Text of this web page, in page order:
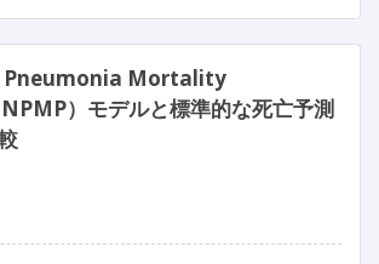
Pneumonia Mortality
）モデルと標準的な死亡予測